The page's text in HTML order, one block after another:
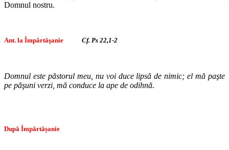
Domnul nostru.
Ant. la Împărtăşanie Cf. Ps 22,1-2
Domnul este păstorul meu, nu voi duce lipsă de nimic; el mă paşte
pe păşuni verzi, mă conduce la ape de odihnă.
După Împărtășanie